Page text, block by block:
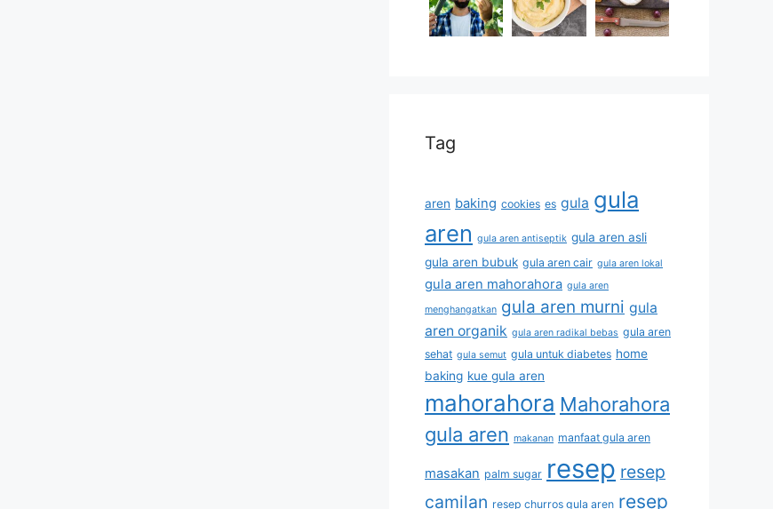
Tag
aren baking cookies es gula gula
aren gula aren antiseptik gula aren asli
gula aren bubuk gula aren cair gula aren lokal
gula aren mahorahora gula aren
menghangatkan gula aren murni gula
aren organik gula aren radikal bebas gula aren
sehat gula semut gula untuk diabetes home
baking kue gula aren
mahorahora Mahorahora
gula aren makanan manfaat gula aren
masakan palm sugar resep resep
camilan resep churros gula aren resep